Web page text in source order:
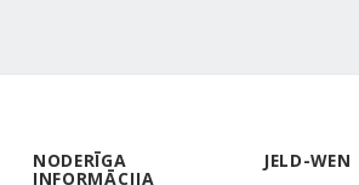
NODERĪGA
INFORMĀCIJA
JELD-WEN